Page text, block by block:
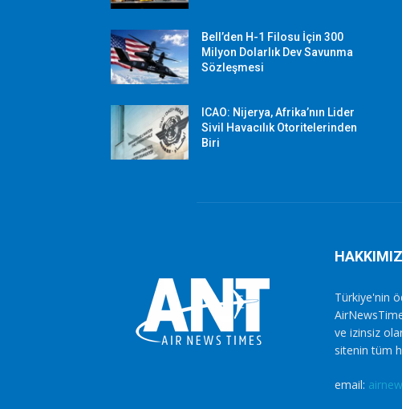
Bell’den H-1 Filosu İçin 300
Milyon Dolarlık Dev Savunma
Sözleşmesi
ICAO: Nijerya, Afrika’nın Lider
Sivil Havacılık Otoritelerinden
Biri
Türkiye'nin
ve izinsiz
sitenin tüm
email: